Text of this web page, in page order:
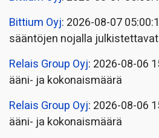
Bittium Oyj: 2026-08-07
sääntöjen nojalla
Relais Group Oyj: 2026-08-06
ääni- ja kokonaismäärä
Relais Group Oyj: 2026-08-06
ääni- ja kokonaismäärä